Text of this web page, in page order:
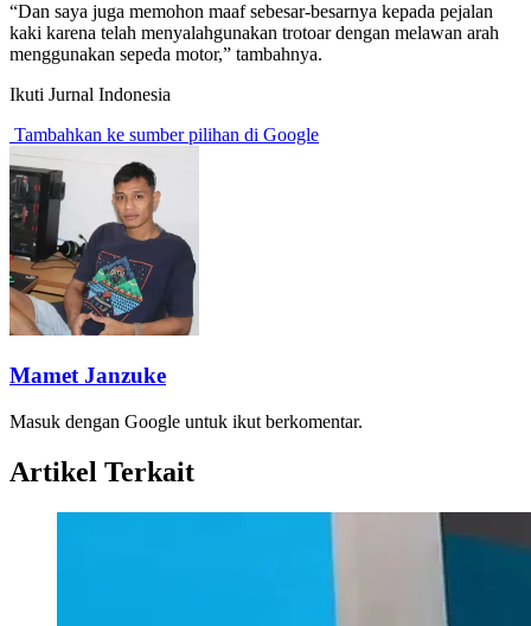
“Dan saya juga memohon maaf sebesar-besarnya kepada pejalan
kaki karena telah menyalahgunakan trotoar dengan melawan arah
menggunakan sepeda motor,” tambahnya.
Ikuti Jurnal Indonesia
Tambahkan ke sumber pilihan di Google
Mamet Janzuke
Masuk dengan Google untuk ikut berkomentar.
Artikel Terkait